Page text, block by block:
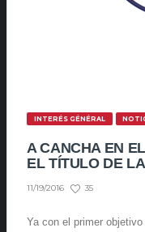
INTERÉS GÉNÉRAL
A CANCHA EN
EL TÍTULO DE
11/19/2016 35
Ya con el primer